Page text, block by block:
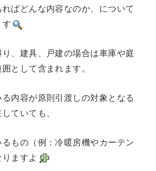
ばどんな内容なのか、について
す
、建具、戸建の場合は車庫や庭
として含まれます。
内容が原則引渡しの対象となる
ていても、
もの（例：冷暖房機やカーテン
ますよ